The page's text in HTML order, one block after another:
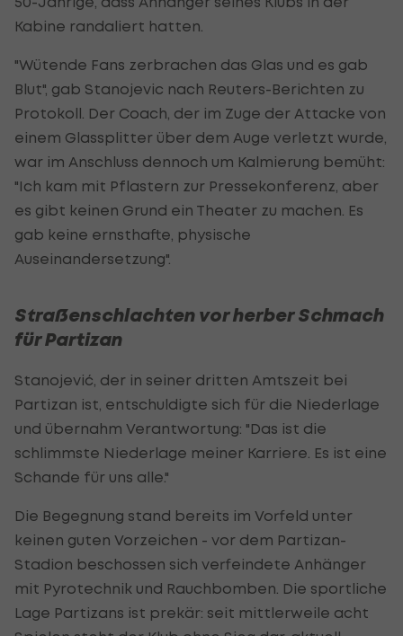
Kabine randaliert hatten.
"Wütende Fans zerbrachen das Glas und es gab
Blut", gab Stanojevic nach Reuters-Berichten zu
Protokoll. Der Coach, der im Zuge der Attacke von
einem Glassplitter über dem Auge verletzt wurde,
war im Anschluss dennoch um Kalmierung bemüht:
"Ich kam mit Pflastern zur Pressekonferenz, aber
es gibt keinen Grund ein Theater zu machen. Es
gab keine ernsthafte, physische
Auseinandersetzung".
Straßenschlachten vor herber Schmach
für Partizan
Stanojević, der in seiner dritten Amtszeit bei
Partizan ist, entschuldigte sich für die Niederlage
und übernahm Verantwortung: "Das ist die
schlimmste Niederlage meiner Karriere. Es ist eine
Schande für uns alle."
Die Begegnung stand bereits im Vorfeld unter
keinen guten Vorzeichen - vor dem Partizan-
Stadion beschossen sich verfeindete Anhänger
mit Pyrotechnik und Rauchbomben. Die sportliche
Lage Partizans ist prekär: seit mittlerweile acht